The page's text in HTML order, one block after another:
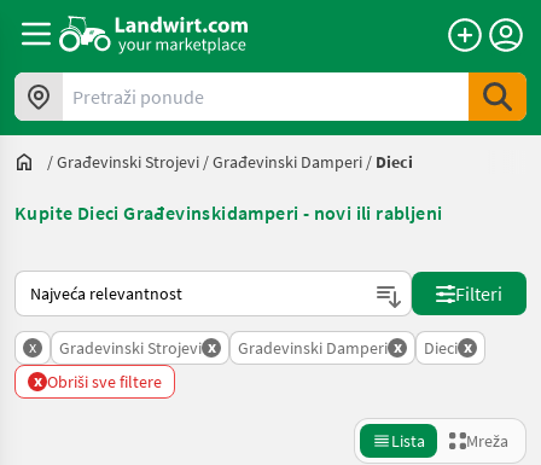
Pretraži ponude
/Građevinski Strojevi /Građevinski Damperi / Dieci
Kupite Dieci Građevinskidamperi - novi ili rabljeni
Način na koji sortira Landwirt.com
Filteri
x Gradevinski Strojevi x Gradevinski Damperi x Dieci x
x Obriši sve filtere
Lista Mreža